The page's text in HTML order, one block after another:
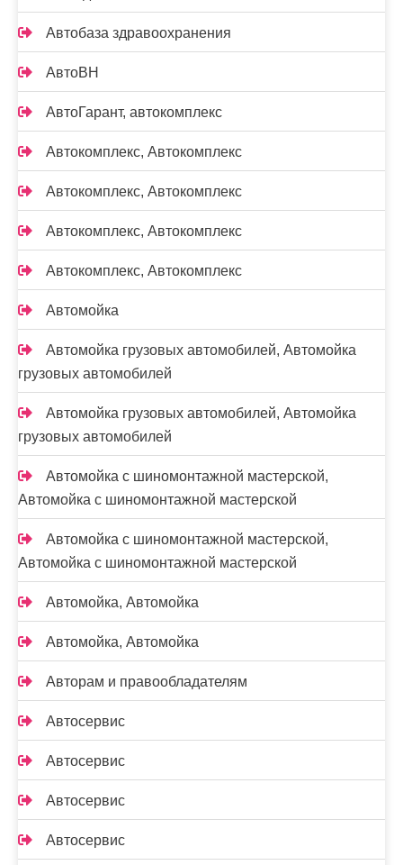
Автобаза здравоохранения
АвтоВН
АвтоГарант, автокомплекс
Автокомплекс, Автокомплекс
Автокомплекс, Автокомплекс
Автокомплекс, Автокомплекс
Автокомплекс, Автокомплекс
Автомойка
Автомойка грузовых автомобилей, Автомойка
грузовых автомобилей
Автомойка грузовых автомобилей, Автомойка
грузовых автомобилей
Автомойка с шиномонтажной мастерской,
Автомойка с шиномонтажной мастерской
Автомойка с шиномонтажной мастерской,
Автомойка с шиномонтажной мастерской
Автомойка, Автомойка
Автомойка, Автомойка
Авторам и правообладателям
Автосервис
Автосервис
Автосервис
Автосервис